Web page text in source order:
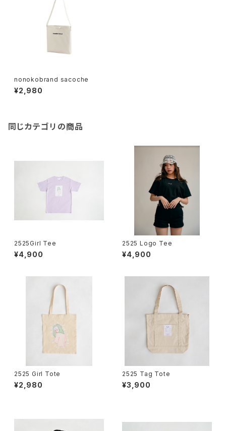
nonokobrand sacoche
¥2,980
同じカテゴリの商品
2525Girl Tee
¥4,900
2525 Logo Tee
¥4,900
2525 Girl Tote
¥2,980
2525 Tag Tote
¥3,900